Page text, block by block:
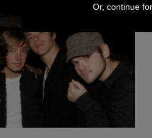
Or, continue